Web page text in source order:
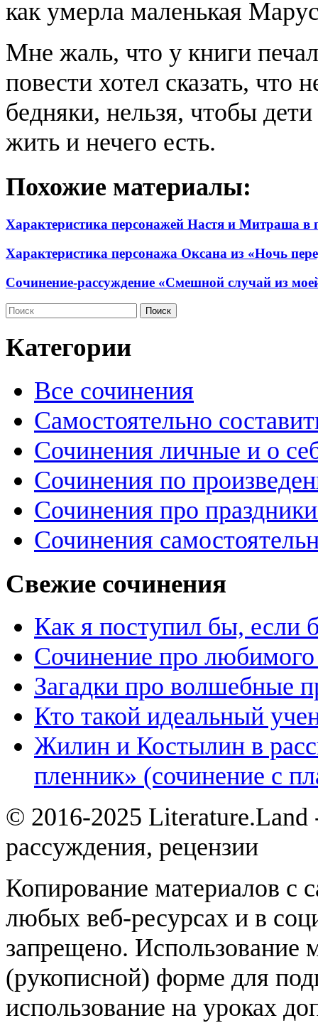
как умерла маленькая
Мне жаль, что у книги
повести хотел сказать, что
бедняки, нельзя, чтобы
жить и нечего есть.
Похожие материалы:
Характеристика персонажей Настя и Митраша
Характеристика персонажа Оксана из «Ночь
Сочинение-рассуждение «Смешной случай из
Категории
Все сочинения
Самостоятельно
Сочинения личные и о
Сочинения по
Сочинения про
Сочинения
Свежие сочинения
Как я поступил бы,
Сочинение про
Загадки про волшебные
Кто такой идеальный
Жилин и Костылин в
пленник» (сочинение с
© 2016-2025 Literature.Land
рассуждения, рецензии
Копирование материалов с
любых веб-ресурсах и в
запрещено. Использование
(рукописной) форме для
использование на уроках